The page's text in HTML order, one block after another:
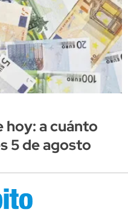
hoy: a cuánto
5 de agosto